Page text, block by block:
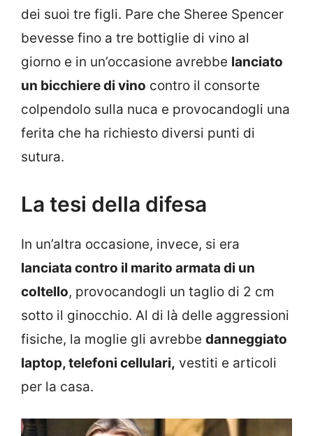
dei suoi tre figli. Pare che Sheree Spencer
bevesse fino a tre bottiglie di vino al
giorno e in un’occasione avrebbe lanciato
un bicchiere di vino contro il consorte
colpendolo sulla nuca e provocandogli una
ferita che ha richiesto diversi punti di
sutura.
La tesi della difesa
In un’altra occasione, invece, si era
lanciata contro il marito armata di un
coltello, provocandogli un taglio di 2 cm
sotto il ginocchio. Al di là delle aggressioni
fisiche, la moglie gli avrebbe danneggiato
laptop, telefoni cellulari, vestiti e articoli
per la casa.